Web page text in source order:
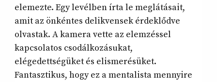
elemezte. Egy levélben írta le meglátásait,
amit az önkéntes delikvensek érdeklődve
olvastak. A kamera vette az elemzéssel
kapcsolatos csodálkozásukat,
elégedettségüket és elismerésüket.
Fantasztikus, hogy ez a mentalista mennyire